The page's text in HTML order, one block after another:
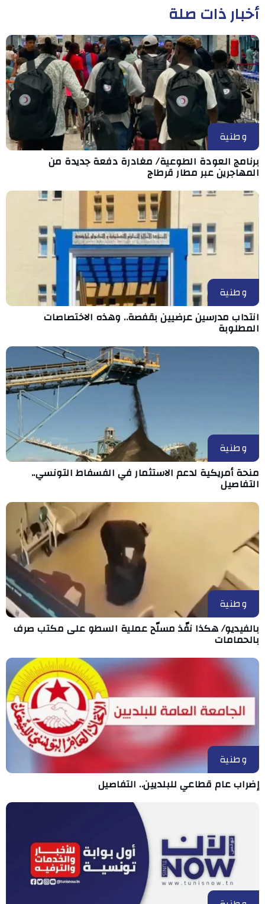
أخبار ذات صلة
وطنية
برنامج العودة الطوعية/ مغادرة دفعة جديدة من
المهاجرين عبر مطار قرطاج
وطنية
انتداب مدرسين عرضيين بقفصة.. وهذه الاختصاصات
المطلوبة
وطنية
منحة أمريكية لدعم الاستثمار في الفسفاط التونسي..
التفاصيل
وطنية
بالفيديو/ هكذا نفّذ مسلّح عملية السطو على مكتب صرف
بالحمامات
وطنية
إضراب عام قطاعي للبلديين.. التفاصيل